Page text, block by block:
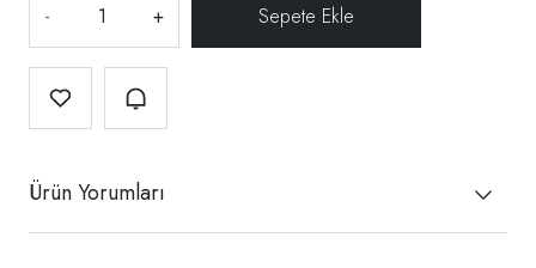
- +
Ürün Yorumları